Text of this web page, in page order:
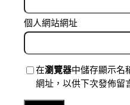
個人網站網址
在瀏覽器中儲存顯示名
網址，以供下次發佈留